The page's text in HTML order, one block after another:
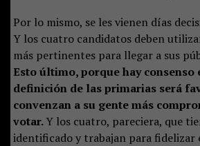
Por lo mismo, se les vienen días
Y los cuatro candidatos deben
más pertinentes para llegar a sus
Esto último, porque hay consenso
definición de las primarias será
convenzan a su gente más
votar.Y los cuatro, pareciera, que
identificado y trabajan para fidelizar